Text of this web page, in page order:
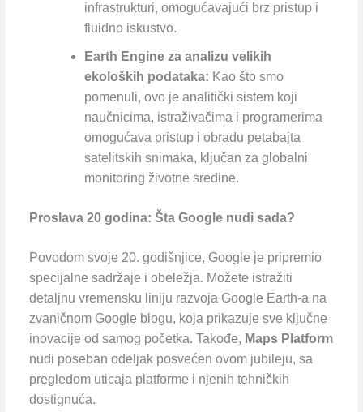
infrastrukturi, omogućavajući brz pristup i
fluidno iskustvo.
Earth Engine za analizu velikih
ekoloških podataka: Kao što smo
pomenuli, ovo je analitički sistem koji
naučnicima, istraživačima i programerima
omogućava pristup i obradu petabajta
satelitskih snimaka, ključan za globalni
monitoring životne sredine.
Proslava 20 godina: Šta Google nudi sada?
Povodom svoje 20. godišnjice, Google je pripremio
specijalne sadržaje i obeležja. Možete istražiti
detaljnu vremensku liniju razvoja Google Earth-a na
zvaničnom Google blogu, koja prikazuje sve ključne
inovacije od samog početka. Takođe, Maps Platform
nudi poseban odeljak posvećen ovom jubileju, sa
pregledom uticaja platforme i njenih tehničkih
dostignuća.